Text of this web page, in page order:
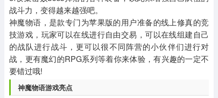
战斗力，变得越来越强吧。
神魔物语，是款专门为苹果版的用户准备的线上修真的竞
技游戏，玩家可以在线进行自由交易，可以在线组建自己
的战队进行战斗，更可以很不同阵营的小伙伴们进行对
战，更有魔幻的RPG系列等着你来体验，有兴趣的一定不
要错过哦!
神魔物语游戏亮点